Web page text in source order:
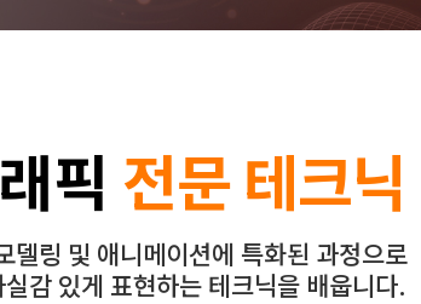
픽 전문 테크닉
델링 및 애니메이션에 특화된 과정으로
감 있게 표현하는 테크닉을 배웁니다.